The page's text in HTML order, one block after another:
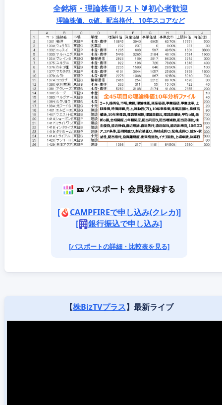
全銘柄・理論株価リスト🔰初心者歓迎
理論株価、α値、配当格付、10年スコアなど
🎫 パスポート 会員登録する
[
CAMPFIREで申し込み(クレカ)]
[
銀行振込で申し込み]
[パスポートの詳細・比較表を見る]
【株BizTVプラス】最新ライブ